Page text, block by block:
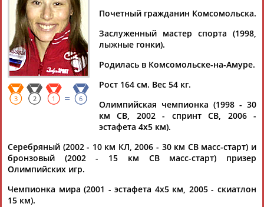
Юлия
ЧЕПАЛОВА
Ваш запрос: "Юлия Чепалова"
Документы 1-8 из 8 найденных уникальных документов
Федерацию лыжных гонок Марий Эл возглавила Юлия
Чепалова
Трехкратная олимпийская чемпионка
Юлия Чепалова
возглавила Федерацию лыжных гонок Республики Марий Эл.
Об этом она сообщил... ... "Всем добрый день. Рада
представиться, - написалаЧепалова. - С сегодняшнего дня
возглавила Федерацию лыжных...
3 2 1 = 6
Почетный гражданин Комсомольска.
Заслуженный мастер спорта (1998,
лыжные гонки).
Родилась в Комсомольске-на-Амуре.
Рост 164 см. Вес 54 кг.
Олимпийская чемпионка (1998 - 30
км СВ, 2002 - спринт СВ, 2006 -
эстафета 4х5 км).
Серебряный (2002 - 10 км КЛ, 2006 - 30 км СВ масс-старт) и
бронзовый (2002 - 15 км СВ масс-старт) призер
Олимпийских игр.
Чемпионка мира (2001 - эстафета 4х5 км, 2005 - скиатлон
15 км).